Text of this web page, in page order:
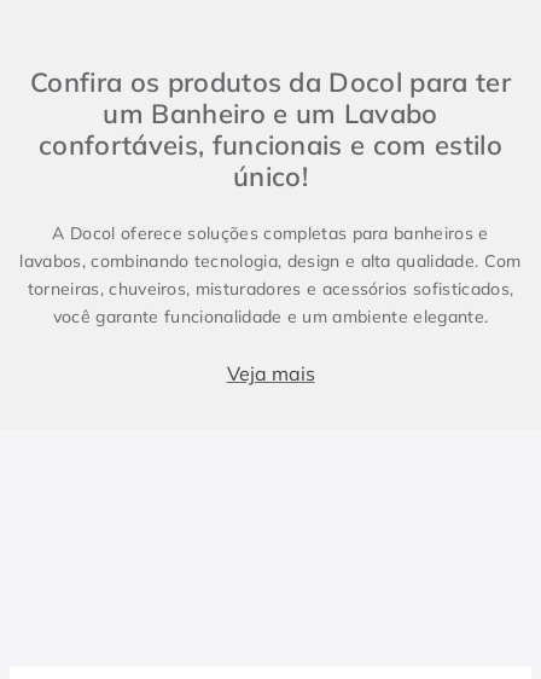
Confira os produtos da Docol para ter
um Banheiro e um Lavabo
confortáveis, funcionais e com estilo
único!
A Docol oferece soluções completas para banheiros e
lavabos, combinando tecnologia, design e alta qualidade. Com
torneiras, chuveiros, misturadores e acessórios sofisticados,
você garante funcionalidade e um ambiente elegante.
Produtos essenciais para Banheiro e Lavabo
Veja mais